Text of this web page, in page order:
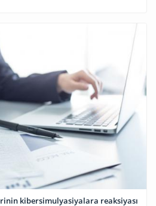
kibersimulyasiyalara reaksiyası